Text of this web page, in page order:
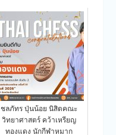
ชลภัทร ปุ่นน้อย นิสิตคณะ
วิทยาศาสตร์ คว้าเหรียญ
ทองแดง นักกีฬาหมาก